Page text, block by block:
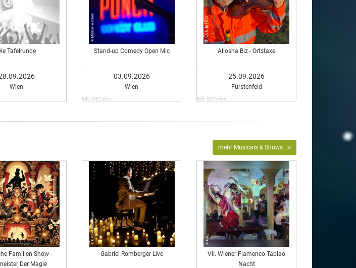
Tafelrunde
Wien
Stand-up Comedy Open Mic
03.09.2026
Wien
Bild: OETicket
Aliosha Biz - Ortstaxe
25.09.2026
Fürstenfeld
Bild: OETicket
mehr Musicals & Shows
Familien Show -
Der Magie
Gabriel Romberger Live
VII. Wiener Flamenco Tablao
Nacht